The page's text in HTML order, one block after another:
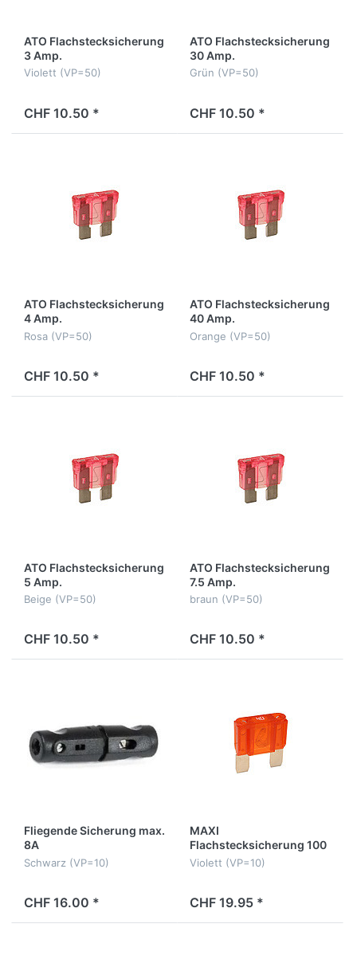
ATO Flachstecksicherung
3 Amp.
Violett (VP=50)
CHF 10.50 *
ATO Flachstecksicherung
30 Amp.
Grün (VP=50)
CHF 10.50 *
ATO Flachstecksicherung
4 Amp.
Rosa (VP=50)
CHF 10.50 *
ATO Flachstecksicherung
40 Amp.
Orange (VP=50)
CHF 10.50 *
ATO Flachstecksicherung
5 Amp.
Beige (VP=50)
CHF 10.50 *
ATO Flachstecksicherung
7.5 Amp.
braun (VP=50)
CHF 10.50 *
Fliegende Sicherung max.
8A
Schwarz (VP=10)
CHF 16.00 *
MAXI
Flachstecksicherung 100
Amp.
Violett (VP=10)
CHF 19.95 *